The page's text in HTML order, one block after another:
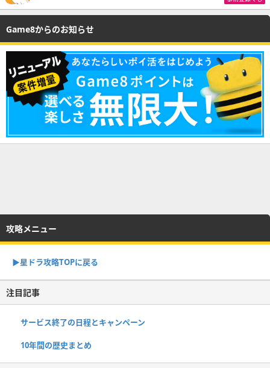
Game8からのお知らせ
攻略メニュー
▶︎星ドラ攻略TOPに戻る
注目記事
サービス終了の日程とキャンペーン
10年間の歴史まとめ